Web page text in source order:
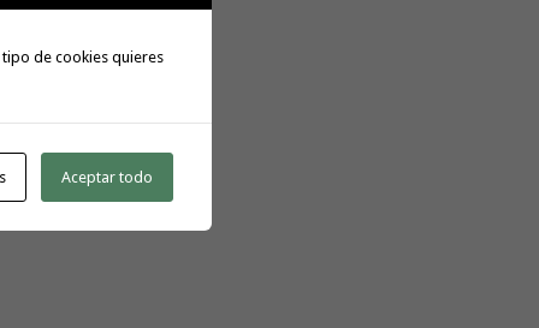
de cookies quieres
Aceptar todo